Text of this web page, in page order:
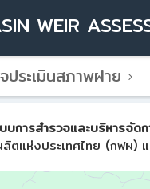
WEIR
ประเมินสภาพฝาย
บการสำรวจและบริหารจัด
ตแห่งประเทศไทย (กฟผ)